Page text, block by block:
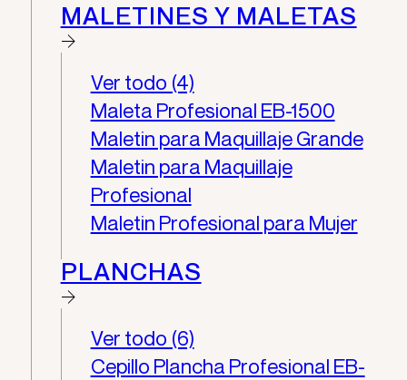
MALETINES Y MALETAS
Ver todo (4)
Maleta Profesional EB-1500
Maletin para Maquillaje Grande
Maletin para Maquillaje
Profesional
Maletin Profesional para Mujer
PLANCHAS
Ver todo (6)
Cepillo Plancha Profesional EB-